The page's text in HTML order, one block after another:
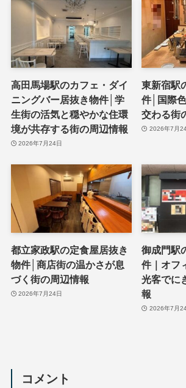
高田馬場駅のカフェ・ダイ
ニングバー居抜き物件│学
生街の活気と穏やかな住環
境が共存する街の周辺情報
2026年7月24日
東新宿駅
件│国際
交わる街
2026年7月
都立家政駅の定食屋居抜き
物件│商店街の温かさが息
づく街の周辺情報
2026年7月24日
御成門駅
件｜オフ
光客でに
報
2026年7月
コメント